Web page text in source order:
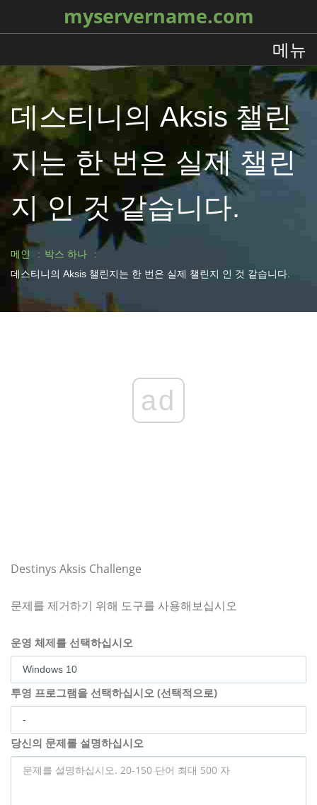
myservername.com
메뉴
데스티니의 Aksis 챌린
지는 한 번은 실제 챌린
지 인 것 같습니다.
메인
박스 하나
데스티니의 Aksis 챌린지는 한 번은 실제 챌린지 인 것 같습니다.
ad
Destinys Aksis Challenge
문제를 제거하기 위해 도구를 사용해보십시오
운영 체제를 선택하십시오
투영 프로그램을 선택하십시오 (선택적으로)
당신의 문제를 설명하십시오